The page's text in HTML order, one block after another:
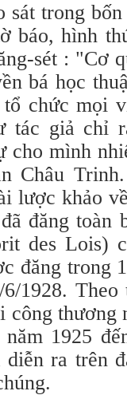
sát trong
báo, hình
sét : "Cơ
bá học
chức mọi
tác giả chỉ
cho mình
Châu
lược khảo
đăng toàn
des Lois)
đăng trong
1928.
thương
1925
ra trên